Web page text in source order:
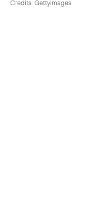
Credits: Gettyimages